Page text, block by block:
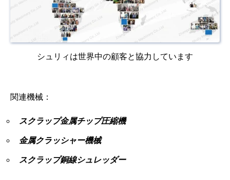
シュリィは世界中の顧客と協力しています
関連機械：
スクラップ金属チップ圧縮機
金属クラッシャー機械
スクラップ銅線シュレッダー